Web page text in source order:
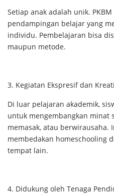
Setiap anak adalah unik.
pendampingan belajar yang
individu. Pembelajaran bisa
maupun metode.
3. Kegiatan Ekspresif dan
Di luar pelajaran akademik,
untuk mengembangkan minat
memasak, atau berwirausaha.
membedakan homeschooling
tempat lain.
4. Didukung oleh Tenaga